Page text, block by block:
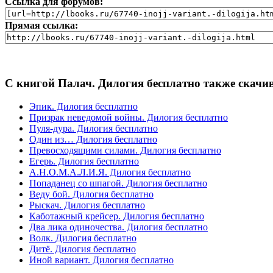
Прямая ссылка:
С книгой Палач. Дилогия бесплатно также
Эпик. Дилогия бесплатно
Призрак неведомой войны. Дилогия бесплатно
Пуля-дура. Дилогия бесплатно
Один из… Дилогия бесплатно
Превосходящими силами. Дилогия бесплатно
Егерь. Дилогия бесплатно
А.Н.О.М.А.Л.И.Я. Дилогия бесплатно
Попаданец со шпагой. Дилогия бесплатно
Веду бой. Дилогия бесплатно
Рыскач. Дилогия бесплатно
Каботажный крейсер. Дилогия бесплатно
Два лика одиночества. Дилогия бесплатно
Волк. Дилогия бесплатно
Дитё. Дилогия бесплатно
Иной вариант. Дилогия бесплатно